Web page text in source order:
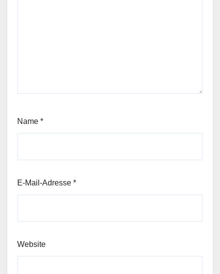
Name *
E-Mail-Adresse *
Website